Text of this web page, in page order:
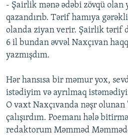
- Şairlik mənə ədəbi zövqü olan
qazandırıb. Tərif hamıya
olanda ziyan verir. Şairlik tərif
6 il bundan əvvəl Naxçıvan
yazmışdım.
Hər hansısa bir məmur yox,
istədiyim və ayrılmaq
O vaxt Naxçıvanda nəşr olunan
çalışırdım. Poemanı hələ
redaktorum Məmməd